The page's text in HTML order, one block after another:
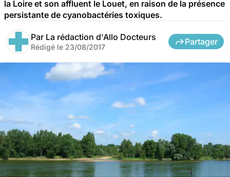
la Loire et son affluent le Louet, en raison de la présence
persistante de cyanobactéries toxiques.
Par La rédaction d'Allo Docteurs
Rédigé le 23/08/2017
Partager